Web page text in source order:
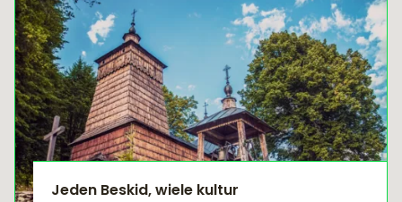
Jeden Beskid, wiele kultur